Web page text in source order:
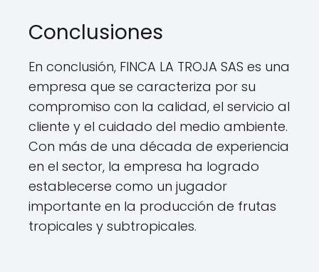
Conclusiones
En conclusión, FINCA LA TROJA SAS es una
empresa que se caracteriza por su
compromiso con la calidad, el servicio al
cliente y el cuidado del medio ambiente.
Con más de una década de experiencia
en el sector, la empresa ha logrado
establecerse como un jugador
importante en la producción de frutas
tropicales y subtropicales.